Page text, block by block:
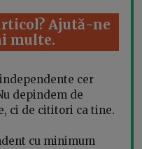
Ajută-ne
multe.
cer
depindem de
ci de cititori ca tine.
cu minimum